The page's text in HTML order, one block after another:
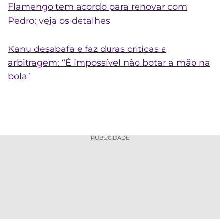
Flamengo tem acordo para renovar com
Pedro; veja os detalhes
Kanu desabafa e faz duras criticas a
arbitragem: “É impossível não botar a mão na
bola”
PUBLICIDADE